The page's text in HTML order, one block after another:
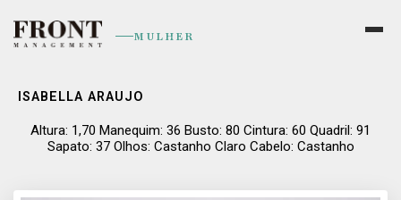
MULHER
ISABELLA ARAUJO
Altura: 1,70 Manequim: 36 Busto: 80 Cintura: 60 Quadril: 91
Sapato: 37 Olhos: Castanho Claro Cabelo: Castanho